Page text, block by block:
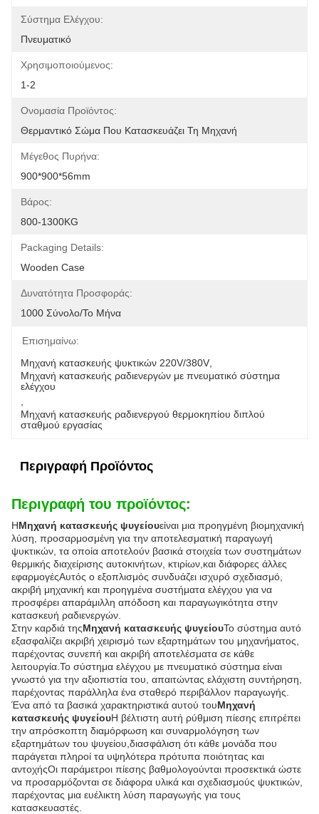
Σύστημα Ελέγχου:
Πνευματικό
Χρησιμοποιούμενος:
1-2
Ονομασία Προϊόντος:
Θερμαντικό Σώμα Που Κατασκευάζει Τη Μηχανή
Μέγεθος Πυρήνα:
900*900*56mm
Βάρος:
800-1300KG
Packaging Details:
Wooden Case
Δυνατότητα Προσφοράς:
1000 Σύνολο/το Μήνα
Επισημαίνω:
Μηχανή κατασκευής ψυκτικών 220V/380V
Μηχανή κατασκευής ραδιενεργών με πνευματικό σύστημα
ελέγχου
Μηχανή κατασκευής ραδιενεργού θερμοκηπίου διπλού
σταθμού εργασίας
Περιγραφή Προϊόντος
Περιγραφή του προϊόντος:
ΗΜηχανή κατασκευής ψυγείουείναι μια προηγμένη βιομηχανική
λύση, προσαρμοσμένη για την αποτελεσματική παραγωγή
ψυκτικών, τα οποία αποτελούν βασικά στοιχεία των συστημάτων
θερμικής διαχείρισης αυτοκινήτων, κτιρίων,και διάφορες άλλες
εφαρμογέςΑυτός ο εξοπλισμός συνδυάζει ισχυρό σχεδιασμό,
ακριβή μηχανική και προηγμένα συστήματα ελέγχου για να
προσφέρει απαράμιλλη απόδοση και παραγωγικότητα στην
κατασκευή ραδιενεργών.
Στην καρδιά τηςΜηχανή κατασκευής ψυγείουΤο σύστημα αυτό
εξασφαλίζει ακριβή χειρισμό των εξαρτημάτων του μηχανήματος,
παρέχοντας συνεπή και ακριβή αποτελέσματα σε κάθε
λειτουργία.Το σύστημα ελέγχου με πνευματικό σύστημα είναι
γνωστό για την αξιοπιστία του, απαιτώντας ελάχιστη συντήρηση,
παρέχοντας παράλληλα ένα σταθερό περιβάλλον παραγωγής.
Ένα από τα βασικά χαρακτηριστικά αυτού τουΜηχανή
κατασκευής ψυγείουΗ βέλτιστη αυτή ρύθμιση πίεσης επιτρέπει
την απρόσκοπτη διαμόρφωση και συναρμολόγηση των
εξαρτημάτων του ψυγείου,διασφάλιση ότι κάθε μονάδα που
παράγεται πληροί τα υψηλότερα πρότυπα ποιότητας και
αντοχήςΟι παράμετροι πίεσης βαθμολογούνται προσεκτικά ώστε
να προσαρμόζονται σε διάφορα υλικά και σχεδιασμούς ψυκτικών,
παρέχοντας μια ευέλικτη λύση παραγωγής για τους
κατασκευαστές.